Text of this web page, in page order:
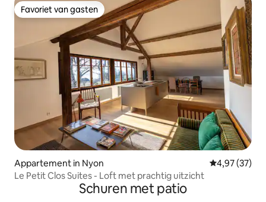
Favoriet van gasten
Favoriet van gasten
Appartement in Nyon Gemiddelde
4,97 (37)
Le Petit Clos Suites - Loft met prachtig uitzicht
Schuren met patio